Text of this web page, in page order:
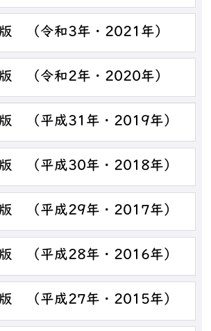
（令和3年・2021年）
（令和2年・2020年）
（平成31年・2019年）
（平成30年・2018年）
（平成29年・2017年）
（平成28年・2016年）
（平成27年・2015年）